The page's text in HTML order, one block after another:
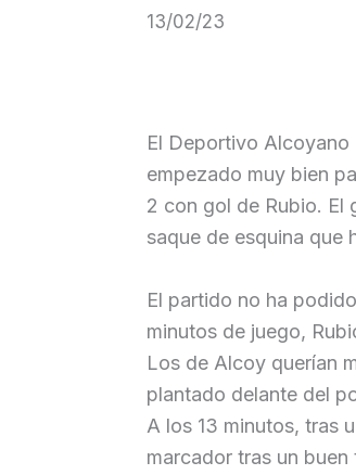
13/02/23
El Deportivo Alcoyano
empezado muy bien
2 con gol de Rubio. El
saque de esquina que
El partido no ha
minutos de juego,
Los de Alcoy querían
plantado delante del
A los 13 minutos, tras
marcador tras un